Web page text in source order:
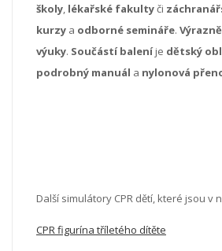
školy, lékařské fakultyči
kurzy a odborné semináře. Výrazně
výuky. Součástí baleníje dětský
podrobný manuál a nylonová
Další simulátory CPR dětí, které jsou v
CPR figurína tříletého dítěte